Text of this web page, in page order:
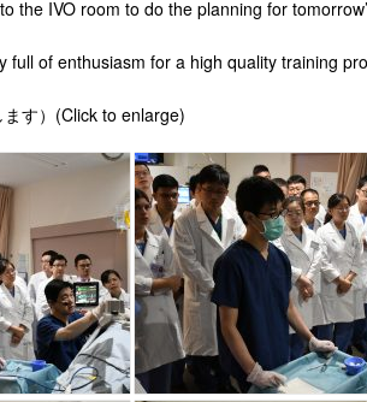
the IVO room to do the planning for
full of enthusiasm for a high quality training
ます）(Click to enlarge)